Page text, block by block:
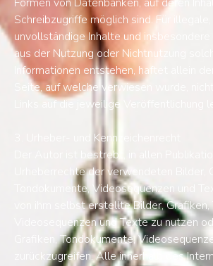
Schreibzugriffe möglich sind. Für illegale,
unvollständige Inhalte und insbesondere
aus der Nutzung oder Nichtnutzung
Informationen entstehen, haftet allein
Seite, auf welche verwiesen wurde,
Links auf die jeweilige Veröffentlichung
3. Urheber- und Kennzeichenrecht
Der Autor ist bestrebt, in allen
Urheberrechte der verwendeten Bilder,
Tondokumente, Videosequenzen und
von ihm selbst erstellte Bilder, Grafiken,
Videosequenzen und Texte zu nutzen
Grafiken, Tondokumente,
zurückzugreifen. Alle innerhalb des